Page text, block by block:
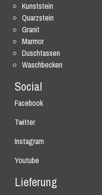
Kunststein
Quarzstein
Granit
Marmor
Duschtassen
Waschbecken
Social
Facebook
Twitter
Instagram
Youtube
Lieferung